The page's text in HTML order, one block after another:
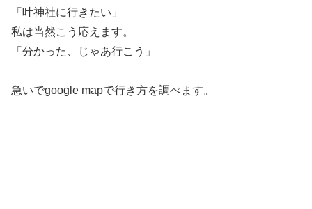
「叶神社に行きたい」
私は当然こう応えます。
「分かった、じゃあ行こう」
急いでgoogle mapで行き方を調べます。